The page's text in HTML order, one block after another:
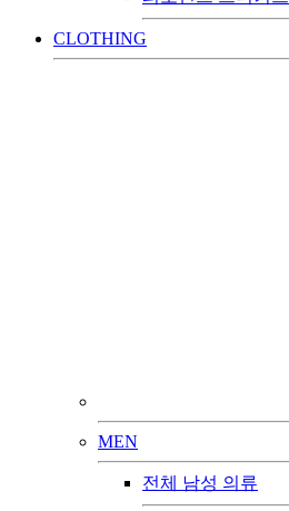
CLOTHING
MEN
전체 남성 의류